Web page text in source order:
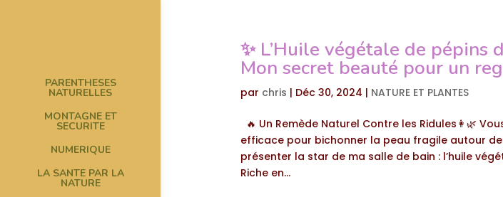
PARENTHESES
NATURELLES
MONTAGNE ET
SECURITE
NUMERIQUE
LA SANTE PAR LA
NATURE
✨ L’Huile végétale de pépins
Mon secret beauté pour un
par chris | Déc 30, 2024 | NATURE ET PLANTES
🔥 Un Remède Naturel Contre les Ridules👩‍🌿
efficace pour bichonner la peau fragile autour de
présenter la star de ma salle de bain : l’huile
Riche en...